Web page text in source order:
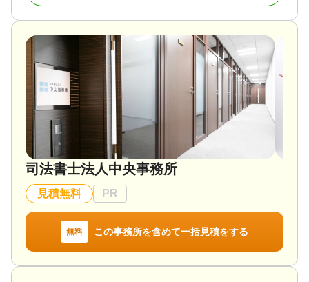
対応地域
大分県全域
遺言書 / 遺産分割 / 相続財産調査 / 相続税申告 / 相続
放棄 / 家族信託 / 相続手続き / 生前贈与（不動産名義
対応体制
訪問可 / 女性スタッフ対応可 / 初回相談無料 / 事務所
面談可
司法書士法人中央事務所
見積無料 PR
無料 この事務所を含めて一括見積をする